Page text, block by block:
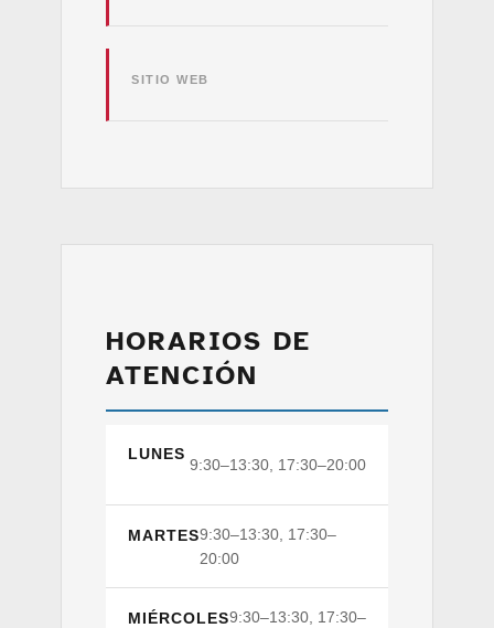
SITIO WEB
HORARIOS DE
ATENCIÓN
LUNES
9:30–13:30, 17:30–20:00
MARTES9:30–13:30, 17:30–
20:00
MIÉRCOLES9:30–13:30, 17:30–